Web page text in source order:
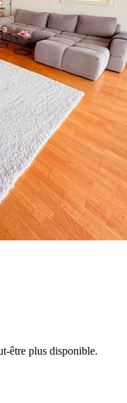
être plus disponible.